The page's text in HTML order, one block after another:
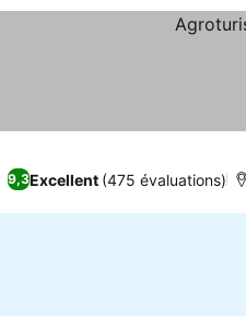
9,3Excellent (475 évaluations)